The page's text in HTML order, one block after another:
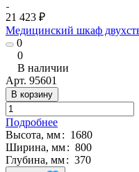
21 423 ₽
Медицинский шкаф
0
0
В наличии
Арт. 95601
В корзину
Подробнее
Высота, мм: 1680
Ширина, мм: 800
Глубина, мм: 370